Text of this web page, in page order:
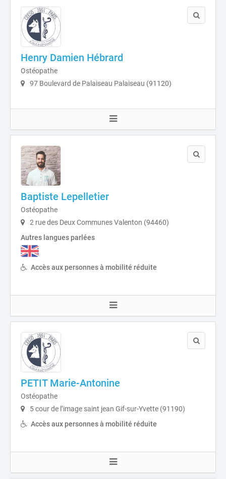
Henry Damien Hébrard
Ostéopathe
97 Boulevard de Palaiseau Palaiseau (91120)
Baptiste Lepelletier
Ostéopathe
2 rue des Deux Communes Valenton (94460)
Autres langues parlées
Accès aux personnes à mobilité réduite
PETIT Marie-Antonine
Ostéopathe
5 cour de l’image saint jean Gif-sur-Yvette (91190)
Accès aux personnes à mobilité réduite